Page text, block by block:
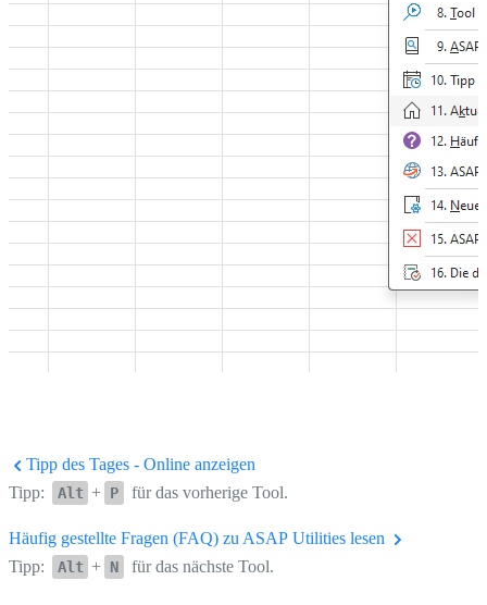
Tipp des Tages - Online anzeigen
Tipp:
Alt + P für das vorherige Tool.
Häufig gestellte Fragen (FAQ) zu ASAP Utilities lesen
Tipp:
Alt + N für das nächste Tool.